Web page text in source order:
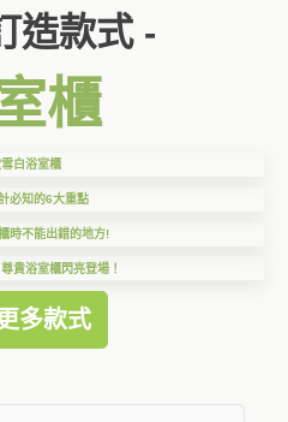
造款式 -
櫃
白浴室櫃
必知的6大重點
時不能出錯的地方!
貴浴室櫃閃亮登場！
多款式